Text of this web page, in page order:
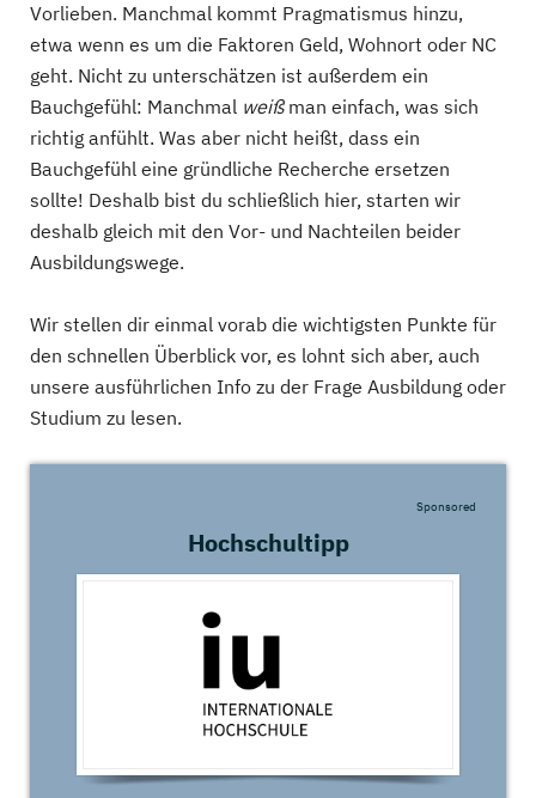
Vorlieben. Manchmal kommt Pragmatismus hinzu,
etwa wenn es um die Faktoren Geld, Wohnort oder NC
geht. Nicht zu unterschätzen ist außerdem ein
Bauchgefühl: Manchmal weiß man einfach, was sich
richtig anfühlt. Was aber nicht heißt, dass ein
Bauchgefühl eine gründliche Recherche ersetzen
sollte! Deshalb bist du schließlich hier, starten wir
deshalb gleich mit den Vor- und Nachteilen beider
Ausbildungswege.
Wir stellen dir einmal vorab die wichtigsten Punkte für
den schnellen Überblick vor, es lohnt sich aber, auch
unsere ausführlichen Info zu der Frage Ausbildung oder
Studium zu lesen.
Hochschultipp
Sponsored